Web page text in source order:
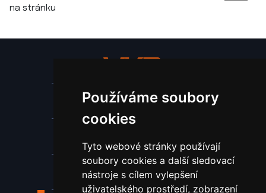
Používáme soubory
cookies
Tyto webové stránky používají
soubory cookies a další sledovací
nástroje s cílem vylepšení
uživatelského prostředí, zobrazení
na stránku
Stroje a zařízení
Spotřební materiál a nástroje